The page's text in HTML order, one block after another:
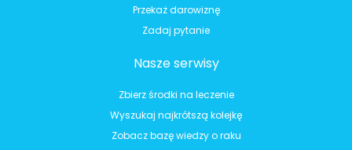
Przekaż darowiznę
Zadaj pytanie
Nasze serwisy
Zbierz środki na leczenie
Wyszukaj najkrótszą kolejkę
Zobacz bazę wiedzy o raku